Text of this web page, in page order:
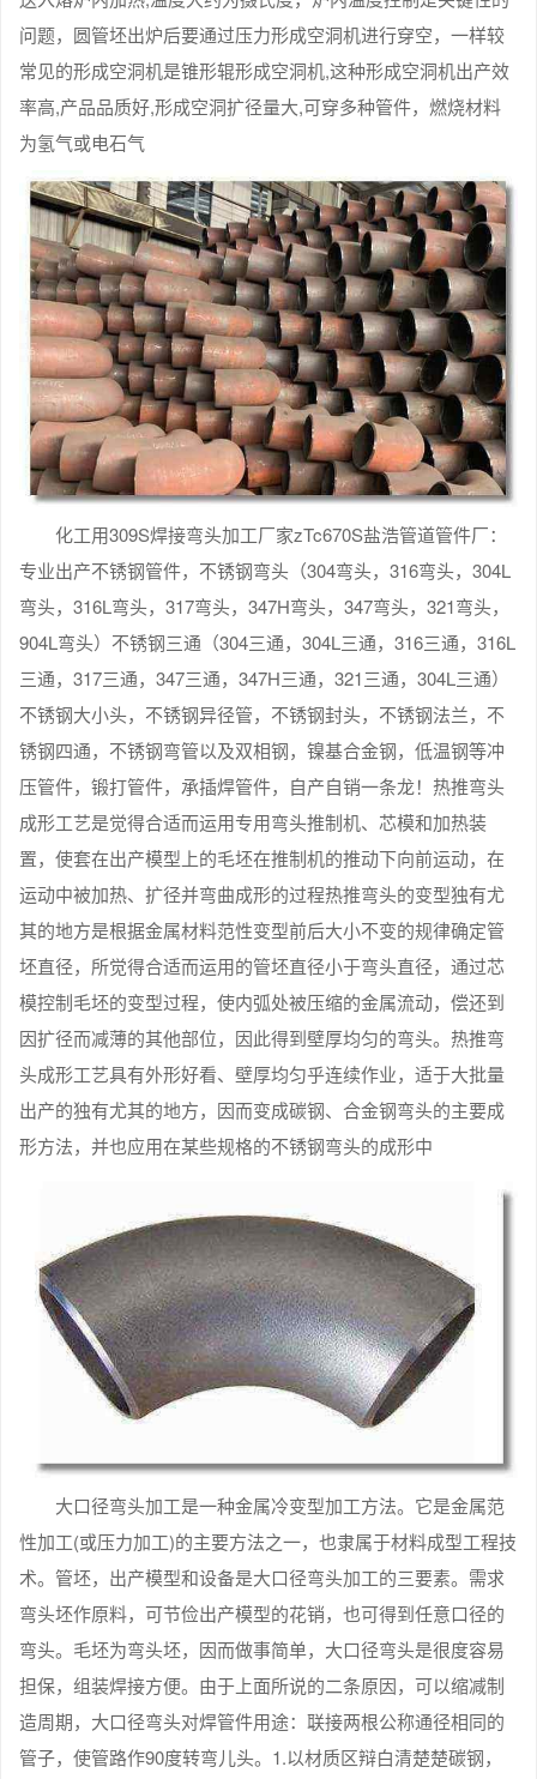
问题，圆管坯出炉后要通过压力形成空洞机进行穿空，一样较
常见的形成空洞机是锥形辊形成空洞机,这种形成空洞机出产效
率高,产品品质好,形成空洞扩径量大,可穿多种管件，燃烧材料
为氢气或电石气
化工用309S焊接弯头加工厂家zTc670S盐浩管道管件厂：
专业出产不锈钢管件，不锈钢弯头（304弯头，316弯头，304L
弯头，316L弯头，317弯头，347H弯头，347弯头，321弯头，
904L弯头）不锈钢三通（304三通，304L三通，316三通，316L
三通，317三通，347三通，347H三通，321三通，304L三通）
不锈钢大小头，不锈钢异径管，不锈钢封头，不锈钢法兰，不
锈钢四通，不锈钢弯管以及双相钢，镍基合金钢，低温钢等冲
压管件，锻打管件，承插焊管件，自产自销一条龙！热推弯头
成形工艺是觉得合适而运用专用弯头推制机、芯模和加热装
置，使套在出产模型上的毛坯在推制机的推动下向前运动，在
运动中被加热、扩径并弯曲成形的过程热推弯头的变型独有尤
其的地方是根据金属材料范性变型前后大小不变的规律确定管
坯直径，所觉得合适而运用的管坯直径小于弯头直径，通过芯
模控制毛坯的变型过程，使内弧处被压缩的金属流动，偿还到
因扩径而减薄的其他部位，因此得到壁厚均匀的弯头。热推弯
头成形工艺具有外形好看、壁厚均匀乎连续作业，适于大批量
出产的独有尤其的地方，因而变成碳钢、合金钢弯头的主要成
形方法，并也应用在某些规格的不锈钢弯头的成形中
大口径弯头加工是一种金属冷变型加工方法。它是金属范
性加工(或压力加工)的主要方法之一，也隶属于材料成型工程技
术。管坯，出产模型和设备是大口径弯头加工的三要素。需求
弯头坯作原料，可节俭出产模型的花销，也可得到任意口径的
弯头。毛坯为弯头坯，因而做事简单，大口径弯头是很度容易
担保，组装焊接方便。由于上面所说的二条原因，可以缩减制
造周期，大口径弯头对焊管件用途：联接两根公称通径相同的
管子，使管路作90度转弯儿头。1.以材质区辩白清楚楚碳钢，